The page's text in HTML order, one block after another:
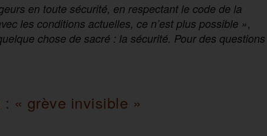
en toute sécurité, en respectant le code de la
les conditions actuelles, ce n’est plus possible »,
chose de sacré : la sécurité. Pour des questions
: « grève invisible »